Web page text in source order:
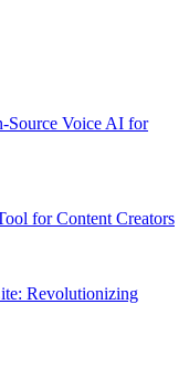
Source Voice AI for
for Content Creators
Revolutionizing